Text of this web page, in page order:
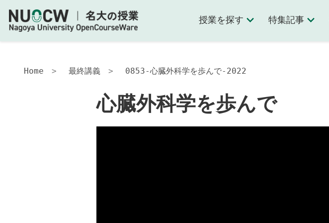
授業を探す 特集記事
Home 最終講義 0853-心臓外科学を歩んで-2022
心臓外科学を歩んで